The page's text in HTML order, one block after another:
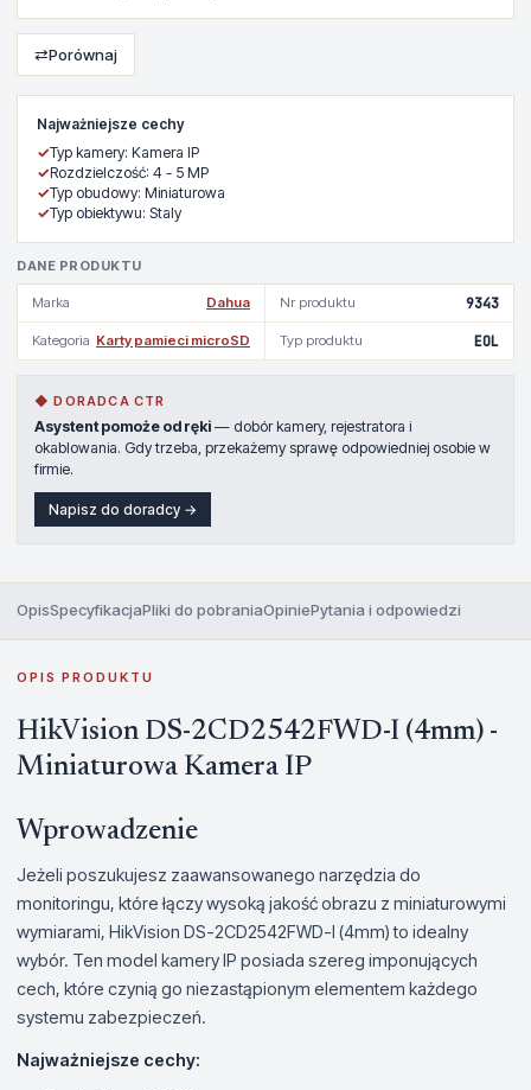
Najważniejsze cechy
✓Typ kamery: Kamera IP
✓Rozdzielczość: 4 - 5 MP
✓Typ obudowy: Miniaturowa
✓Typ obiektywu: Staly
DANE PRODUKTU
Marka Dahua Nr produktu 9343
Kategoria Karty pamieci microSD Typ produktu EOL
◆ DORADCA CTR
Asystent pomoże od ręki — dobór kamery, rejestratora i
okablowania. Gdy trzeba, przekażemy sprawę odpowiedniej osobie w
firmie.
Napisz do doradcy →
⇄Porównaj
OpisSpecyfikacjaPliki do pobraniaOpiniePytania i odpowiedzi
OPIS PRODUKTU
HikVision DS-2CD2542FWD-I (4mm) -
Miniaturowa Kamera IP
Wprowadzenie
Jeżeli poszukujesz zaawansowanego narzędzia do
monitoringu, które łączy wysoką jakość obrazu z miniaturowymi
wymiarami, HikVision DS-2CD2542FWD-I (4mm) to idealny
wybór. Ten model kamery IP posiada szereg imponujących
cech, które czynią go niezastąpionym elementem każdego
systemu zabezpieczeń.
Najważniejsze cechy: